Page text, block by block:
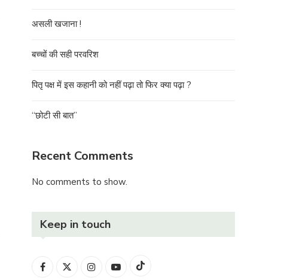
असली खजाना !
बच्चों की सही परवरिश
पितृ पक्ष में इस कहानी को नहीं पढ़ा तो फिर क्या पढ़ा ?
“छोटी सी बात”
Recent Comments
No comments to show.
Keep in touch